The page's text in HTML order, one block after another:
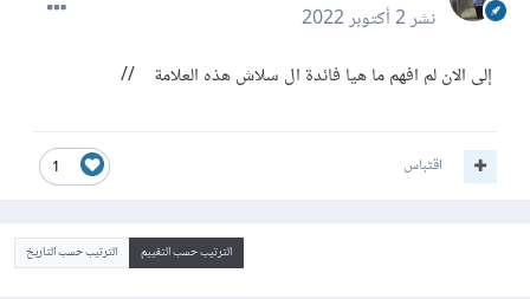
نشر2 أكتوبر 2022
إلى الان لم افهم ما هيا فائدة ال سلاش هذه العلامة //
1 اقتباس
الترتيب حسب التقييم الترتيب حسب التاريخ